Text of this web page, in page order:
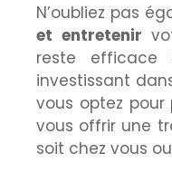
N’oubliez pas
et entretenir
reste efficace
investissant
vous optez pour
vous offrir une
soit chez vous